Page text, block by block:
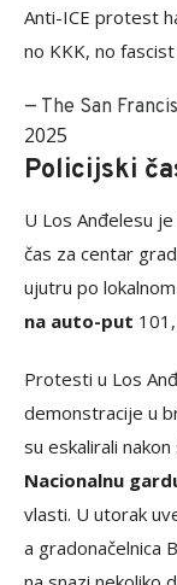
Anti-ICE protest
no KKK, no fascist
— The San
2025
Policijski
U Los Anđelesu
čas za centar
ujutru po
na auto-put
Protesti u Los
demonstracije u
su eskalirali
Nacionalnu
vlasti. U utorak
a gradonačelnica